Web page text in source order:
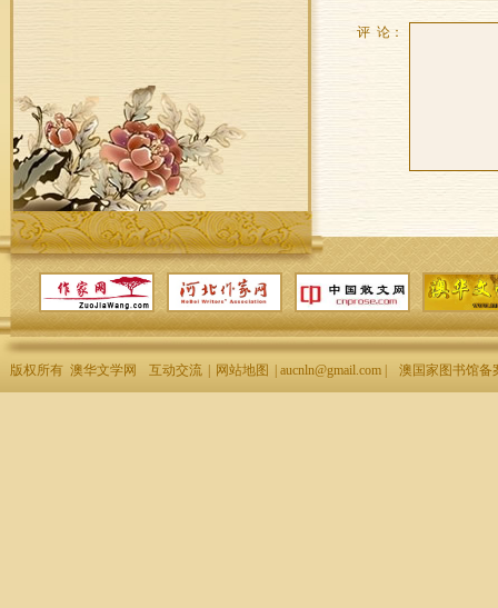
评 论：
版权所有 澳华文学网 互动交流 网站地图 | aucnln@gmail.com | 澳国家图书馆备